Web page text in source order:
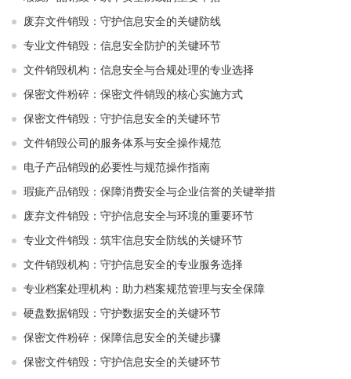
废弃文件销毁：守护信息安全的关键防线
专业文件销毁：信息安全防护的关键环节
文件销毁机构：信息安全与合规处理的专业选择
保密文件粉碎：保密文件销毁的核心实施方式
保密文件销毁：守护信息安全的关键环节
文件销毁公司的服务体系与安全操作规范
电子产品销毁的必要性与规范操作指南
瑕疵产品销毁：保障消费安全与企业信誉的关键举措
废弃文件销毁：守护信息安全与环境的重要环节
专业文件销毁：筑牢信息安全防线的关键环节
文件销毁机构：守护信息安全的专业服务选择
专业档案处理机构：助力档案规范管理与安全保障
硬盘数据销毁：守护数据安全的关键环节
保密文件粉碎：保障信息安全的关键步骤
保密文件销毁：守护信息安全的关键环节